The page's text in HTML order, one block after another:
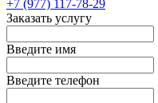
+7 (977) 117-78-29
Заказать услугу
Введите имя
Введите телефон